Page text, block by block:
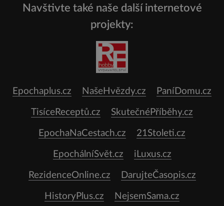
Navštivte také naše další internetové
projekty:
Epochaplus.cz NašeHvězdy.cz PaníDomu.cz
TisíceReceptů.cz SkutečnéPříběhy.cz
EpochaNaCestach.cz 21Stoleti.cz
EpochálníSvět.cz iLuxus.cz
RezidenceOnline.cz DarujteČasopis.cz
HistoryPlus.cz NejsemSama.cz